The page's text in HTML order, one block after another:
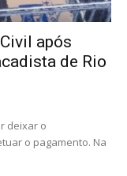
após
de Rio
deixar o
o pagamento. Na